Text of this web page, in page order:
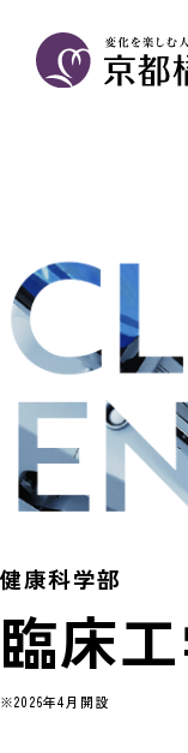
健康科学部
臨床
※2026年4月開設